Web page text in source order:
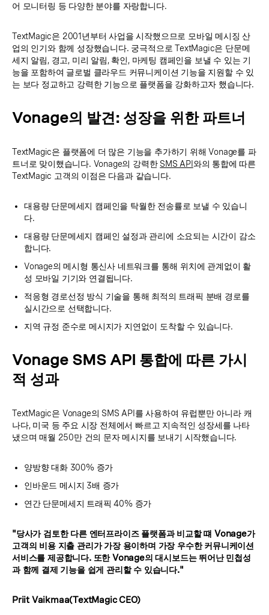
어 모니터링 등 다양한 분야를 자랑합니다.
TextMagic은 2001년부터 사업을 시작했으므로 모바일 메시징 산
업의 인기와 함께 성장했습니다. 궁극적으로 TextMagic은 단문메
세지 알림, 경고, 미리 알림, 확인, 마케팅 캠페인을 보낼 수 있는 기
능을 포함하여 글로벌 클라우드 커뮤니케이션 기능을 지원할 수 있
는 보다 정교하고 강력한 기능으로 플랫폼을 강화하고자 했습니다.
Vonage의 발견: 성장을 위한 파트너
TextMagic은 플랫폼에 더 많은 기능을 추가하기 위해 Vonage를 파
트너로 맞이했습니다. Vonage의 강력한 SMS API 와의 통합에 따른
TextMagic 고객의 이점은 다음과 같습니다.
대용량 단문메세지 캠페인을 탁월한 전송률로 보낼 수 있습니
다.
대용량 단문메세지 캠페인 설정과 관리에 소요되는 시간이 감소
합니다.
Vonage의 메시형 통신사 네트워크를 통해 위치에 관계없이 활
성 모바일 기기와 연결됩니다.
적응형 경로선정 방식 기술을 통해 최적의 트래픽 분배 경로를
실시간으로 선택합니다.
지역 규정 준수로 메시지가 지연없이 도착할 수 있습니다.
Vonage SMS API 통합에 따른 가시
적 성과
TextMagic은 Vonage의 SMS API를 사용하여 유럽뿐만 아니라 캐
나다, 미국 등 주요 시장 전체에서 빠르고 지속적인 성장세를 나타
냈으며 매월 250만 건의 문자 메시지를 보내기 시작했습니다.
양방향 대화 300% 증가
인바운드 메시지 3배 증가
연간 단문메세지 트래픽 40% 증가
"당사가 검토한 다른 엔터프라이즈 플랫폼과 비교할 떄 Vonage가
고객의 비용 지출 관리가 가장 용이하며 가장 우수한 커뮤니케이션
서비스를 제공합니다. 또한 Vonage의 대시보드는 뛰어난 민첩성
과 함께 결제 기능을 쉽게 관리할 수 있습니다."
Priit Vaikmaa(TextMagic CEO)